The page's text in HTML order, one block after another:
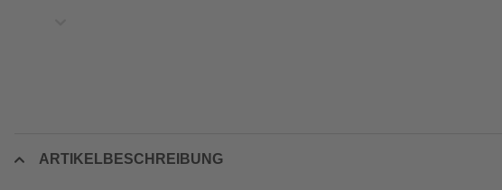
ARTIKELBESCHREIBUNG